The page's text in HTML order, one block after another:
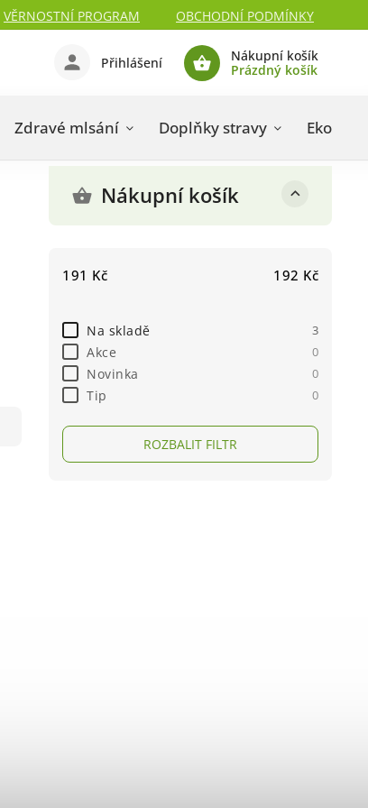
VĚRNOSTNÍ PROGRAM OBCHODNÍ PODMÍNKY
Nákupní košík
Prázdný košík
Přihlášení
Zdravé mlsání Doplňky stravy Eko
Nákupní košík
191 Kč 192 Kč
Na skladě 3
Akce 0
Novinka 0
Tip 0
ROZBALIT FILTR